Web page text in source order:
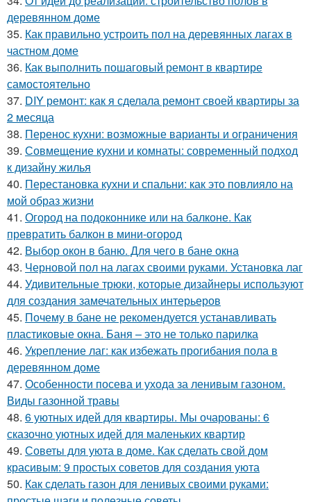
деревянном доме
35. Как правильно устроить пол на деревянных лагах в
частном доме
36. Как выполнить пошаговый ремонт в квартире
самостоятельно
37. DIY ремонт: как я сделала ремонт своей квартиры за
2 месяца
38. Перенос кухни: возможные варианты и ограничения
39. Совмещение кухни и комнаты: современный подход
к дизайну жилья
40. Перестановка кухни и спальни: как это повлияло на
мой образ жизни
41. Огород на подоконнике или на балконе. Как
превратить балкон в мини-огород
42. Выбор окон в баню. Для чего в бане окна
43. Черновой пол на лагах своими руками. Установка лаг
44. Удивительные трюки, которые дизайнеры используют
для создания замечательных интерьеров
45. Почему в бане не рекомендуется устанавливать
пластиковые окна. Баня – это не только парилка
46. Укрепление лаг: как избежать прогибания пола в
деревянном доме
47. Особенности посева и ухода за ленивым газоном.
Виды газонной травы
48. 6 уютных идей для квартиры. Мы очарованы: 6
сказочно уютных идей для маленьких квартир
49. Советы для уюта в доме. Как сделать свой дом
красивым: 9 простых советов для создания уюта
50. Как сделать газон для ленивых своими руками: